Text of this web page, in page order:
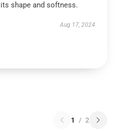
shape and softness.
Aug 17, 2024
1 / 2